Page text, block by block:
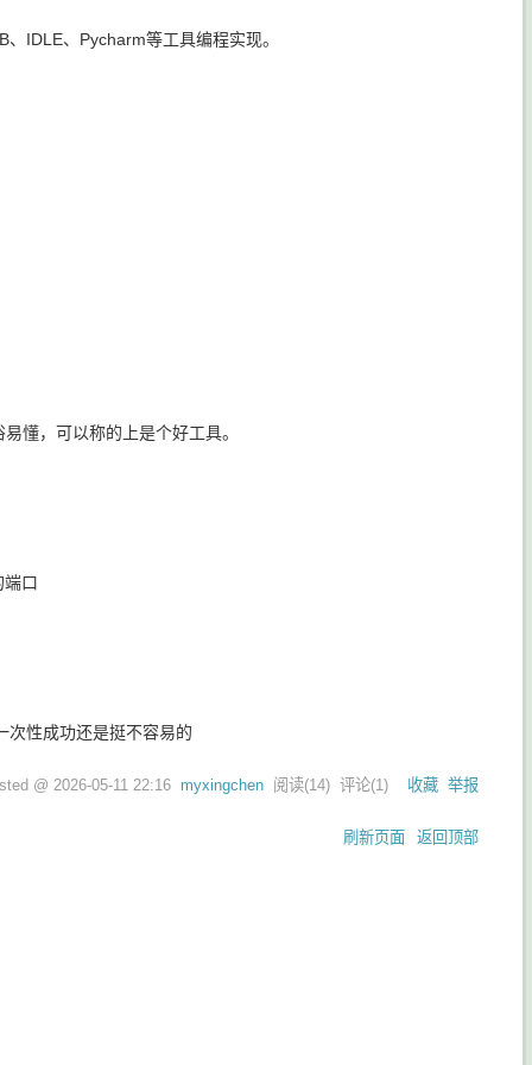
IDLE、Pycharm等工具编程实现。
懂，可以称的上是个好工具。
端口
次性成功还是挺不容易的
@ 2026-05-11 22:16 myxingchen 阅读(14) 评论(1) 收藏 举报
刷新页面 返回顶部